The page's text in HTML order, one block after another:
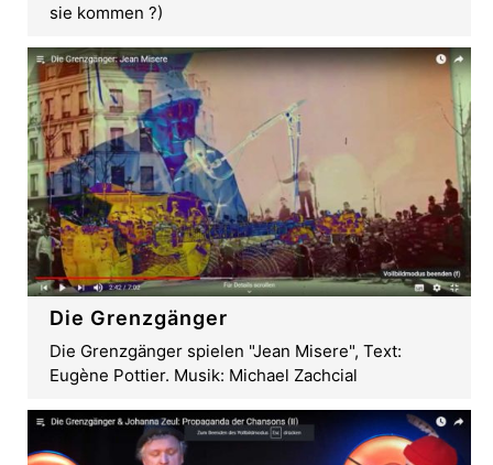
sie kommen ?)
Die Grenzgänger
Die Grenzgänger spielen "Jean Misere", Text:
Eugène Pottier. Musik: Michael Zachcial